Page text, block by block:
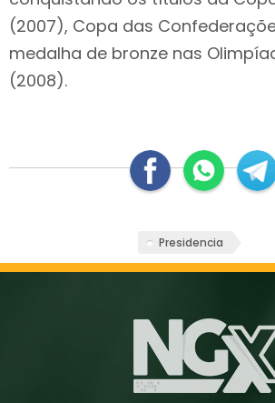
(2007), Copa das
medalha de bronze nas
(2008).
Presidencia